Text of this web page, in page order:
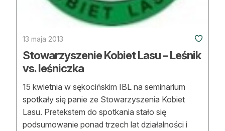
13 maja 2013
Stowarzyszenie Kobiet Lasu – Leśnik
vs. leśniczka
15 kwietnia w sękocińskim IBL na seminarium
spotkały się panie ze Stowarzyszenia Kobiet
Lasu. Pretekstem do spotkania stało się
podsumowanie ponad trzech lat działalności i